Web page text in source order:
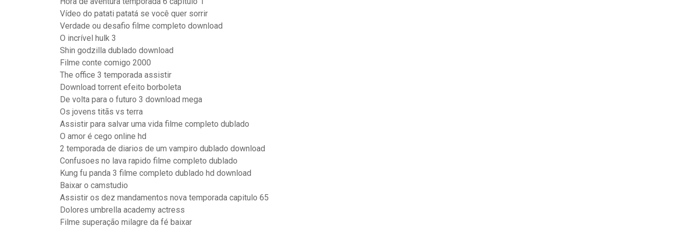
Vídeo do patati patatá se você quer sorrir
Verdade ou desafio filme completo download
O incrível hulk 3
Shin godzilla dublado download
Filme conte comigo 2000
The office 3 temporada assistir
Download torrent efeito borboleta
De volta para o futuro 3 download mega
Os jovens titãs vs terra
Assistir para salvar uma vida filme completo dublado
O amor é cego online hd
2 temporada de diarios de um vampiro dublado download
Confusoes no lava rapido filme completo dublado
Kung fu panda 3 filme completo dublado hd download
Baixar o camstudio
Assistir os dez mandamentos nova temporada capitulo 65
Dolores umbrella academy actress
Filme superação milagre da fé baixar